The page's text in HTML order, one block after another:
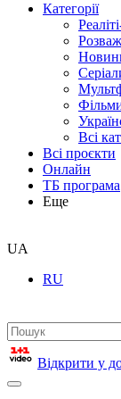
Категорії
Всі
Всі проєкти
Онлайн
ТБ програма
Еще
UA
RU
Відкрити у